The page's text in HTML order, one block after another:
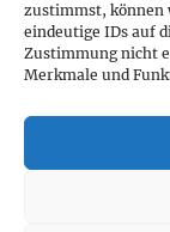
zustimmst, können
eindeutige IDs auf
Zustimmung nicht
Merkmale und
Startseite
Blog